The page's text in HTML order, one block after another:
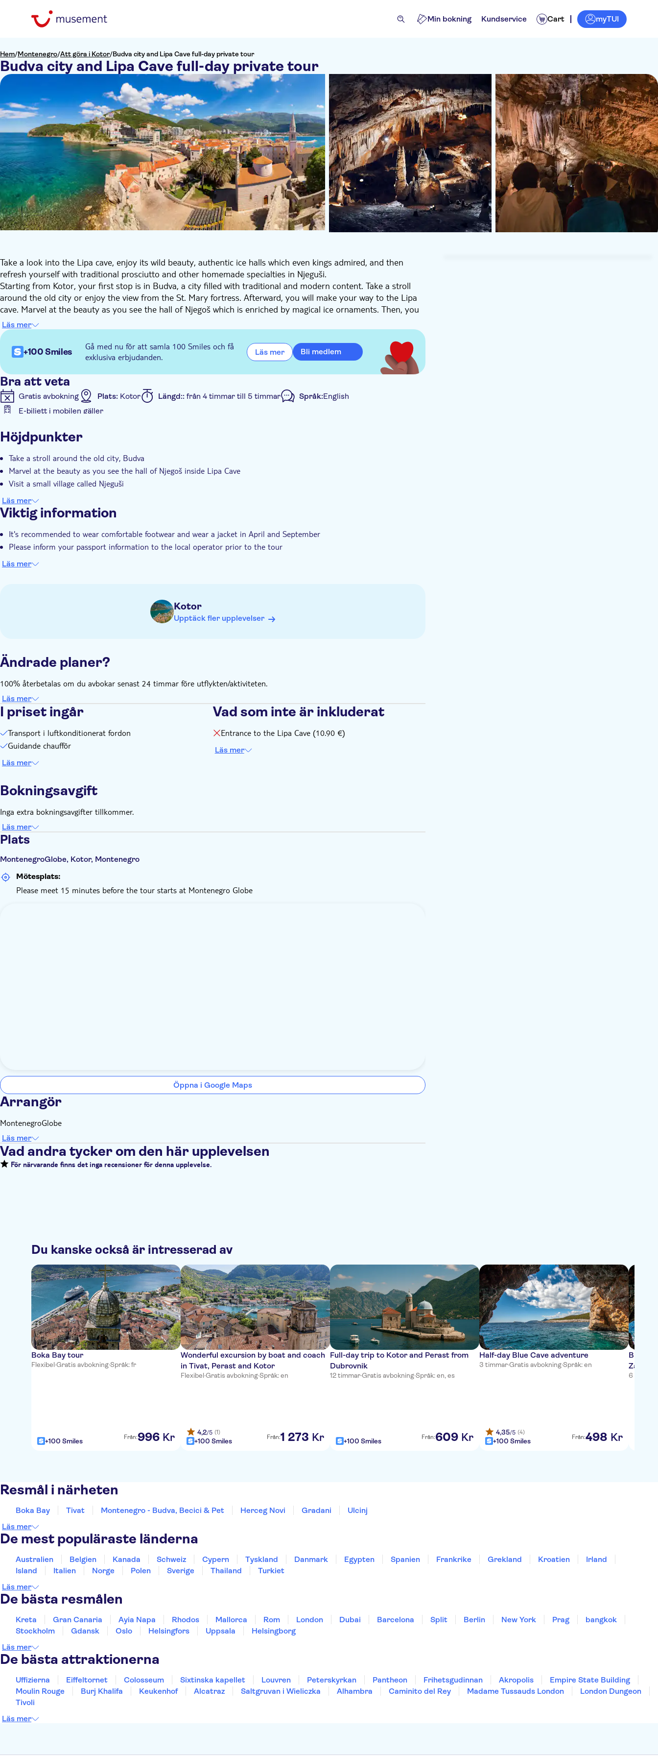
Min bokning Kundservice Cart myTUI
Hem/Montenegro/Att göra i Kotor/Budva city and Lipa Cave full-day private tour
Budva city and Lipa Cave full-day private tour
Take a look into the Lipa cave, enjoy its wild beauty, authentic ice halls which even kings admired, and then
refresh yourself with traditional prosciutto and other homemade specialties in Njeguši.
Starting from Kotor, your first stop is in Budva, a city filled with traditional and modern content. Take a stroll
around the old city or enjoy the view from the St. Mary fortress. Afterward, you will make your way to the Lipa
cave. Marvel at the beauty as you see the hall of Njegoš which is enriched by magical ice ornaments. Then, you
will visit a small village called Njeguši, where the enchanting ambiance of this place will surely ensure your full
relaxation. For refreshments, you also get to try prosciutto made according to traditional recipes from the XV
century, homemade cheese, and other authentic specialties.
Heading back to Kotor, you will take the old Austro-Hungarian road with amazing views of the mountains and
the sea.
Läs mer
+100 Smiles
Gå med nu för att samla 100 Smiles och få
exklusiva erbjudanden.
Läs mer Bli medlem
Bra att veta
Gratis avbokning Plats: Kotor Längd:: från 4 timmar till 5 timmar Språk:English
E-biljett i mobilen gäller
Omedelbar bekräftelse
Höjdpunkter
Take a stroll around the old city, Budva
Marvel at the beauty as you see the hall of Njegoš inside Lipa Cave
Visit a small village called Njeguši
Läs mer
Viktig information
It's recommended to wear comfortable footwear and wear a jacket in April and September
Please inform your passport information to the local operator prior to the tour
Läs mer
Kotor
Upptäck fler upplevelser
Ändrade planer?
100% återbetalas om du avbokar senast 24 timmar före utflykten/aktiviteten.
Läs mer
I priset ingår
Transport i luftkonditionerat fordon
Guidande chaufför
Läs mer
Vad som inte är inkluderat
Entrance to the Lipa Cave (10.90 €)
Läs mer
Bokningsavgift
Inga extra bokningsavgifter tillkommer.
Läs mer
Plats
MontenegroGlobe, Kotor, Montenegro
Mötesplats:
Please meet 15 minutes before the tour starts at Montenegro Globe
Öppna i Google Maps
Arrangör
MontenegroGlobe
Läs mer
Vad andra tycker om den här upplevelsen
För närvarande finns det inga recensioner för denna upplevelse.
Du kanske också är intresserad av
Boka Bay tour
Flexibel·Gratis avbokning·Språk: fr
+100 Smiles Från:996 Kr
Wonderful excursion by boat and coach
in Tivat, Perast and Kotor
Flexibel·Gratis avbokning·Språk: en
4,2/5 (1)
+100 Smiles Från:1 273 Kr
Full-day trip to Kotor and Perast from
Dubrovnik
12 timmar·Gratis avbokning·Språk: en, es
+100 Smiles Från:609 Kr
Half-day Blue Cave adventure
3 timmar·Gratis avbokning·Språk: en
4,35/5 (4)
+100 Smiles Från:498 Kr
Blue
Zanjice
6 timmar
Resmål i närheten
Boka Bay Tivat Montenegro - Budva, Becici & Pet Herceg Novi Gradani
Ulcinj
Läs mer
De mest populäraste länderna
Australien Belgien Kanada Schweiz Cypern Tyskland Danmark Egypten Spanien Frankrike Grekland Kroatien
Irland
Island
Italien Norge Polen Sverige Thailand
Turkiet
Läs mer
De bästa resmålen
Kreta Gran Canaria Ayia Napa Rhodos Mallorca Rom London Dubai Barcelona Split Berlin New York Prag
bangkok
Stockholm
Gdansk Oslo Helsingfors Uppsala
Helsingborg
Läs mer
De bästa attraktionerna
Uffizierna Eiffeltornet Colosseum Sixtinska kapellet Louvren Peterskyrkan Pantheon Frihetsgudinnan Akropolis
Empire State Building
Moulin Rouge
Burj Khalifa Keukenhof Alcatraz Saltgruvan i Wieliczka Alhambra Caminito del Rey Madame Tussauds London
London Dungeon
Tivoli
Läs mer